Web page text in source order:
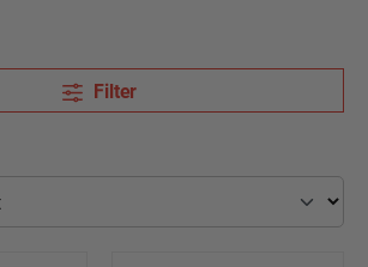
Filter